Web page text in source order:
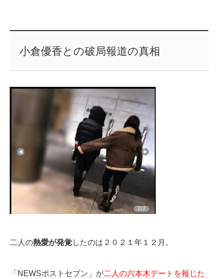
小倉優香との破局報道の真相
二人の熱愛が発覚したのは２０２１年１２月。
「NEWSポストセブン」が二人の六本木デートを報じた